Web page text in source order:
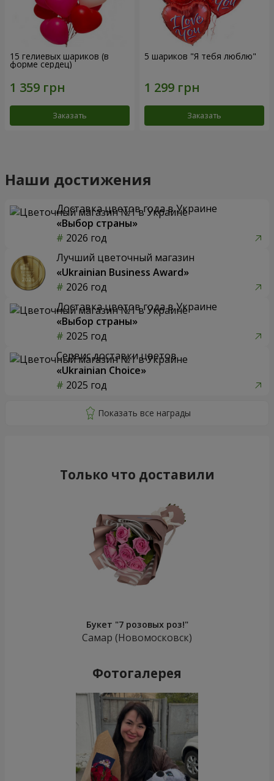
15 гелиевых шариков (в
форме сердец)
Заказать
5 шариков "Я тебя люблю"
Заказать
Наши достижения
Доставка цветов года в Украине
«Выбор страны»
2026 год
Лучший цветочный магазин
«Ukrainian Business Award»
2026 год
Доставка цветов года в Украине
«Выбор страны»
2025 год
Сервис доставки цветов
«Ukrainian Choice»
2025 год
Только что доставили
Букет "7 розовых роз!"
Самар (Новомосковск)
Фотогалерея